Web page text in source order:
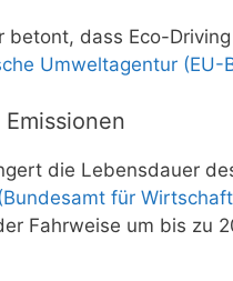
betont, dass Eco-
Umweltagentur (EU-
die Lebensdauer
für
Fahrweise um bis zu